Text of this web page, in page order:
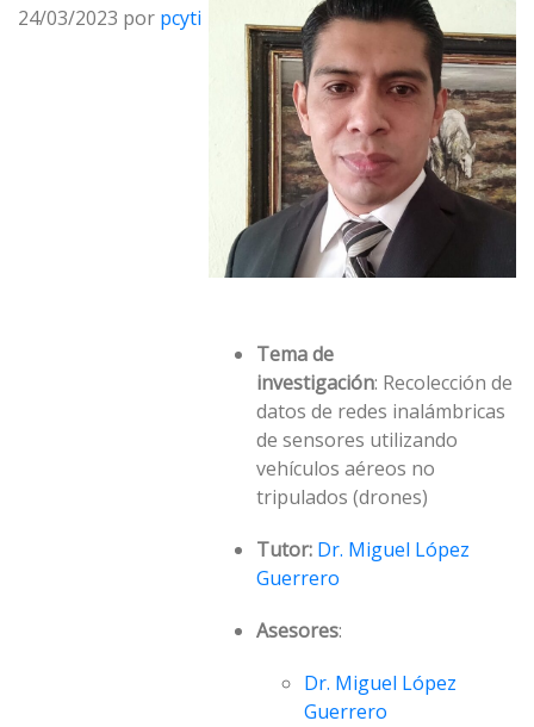
Tema de
investigación: Recolección de
datos de redes inalámbricas
de sensores utilizando
vehículos aéreos no
tripulados (drones)
Tutor: Dr. Miguel López
Guerrero
Asesores:
Dr. Miguel López
Guerrero
24/03/2023 por pcyti